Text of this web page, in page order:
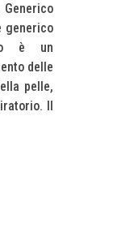
generico
è un
delle
pelle,
Il